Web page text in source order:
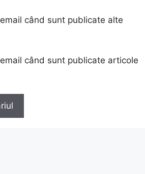
când sunt publicate alte
când sunt publicate articole